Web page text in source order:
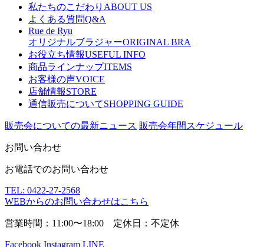
私たちのこだわり ABOUT US
よくある質問Q&A
Rue de Ryu
オリジナルブラジャーORIGINAL BRA
お役立ち情報USEFUL INFO
商品ラインナップITEMS
お客様の声VOICE
店舗情報STORE
通信販売についてSHOPPING GUIDE
販売会についての最新ニュース 販売会年間スケジュール
お問い合わせ
お電話でのお問い合わせ
TEL: 0422-27-2568
WEBからのお問い合わせはこちら
営業時間：11:00〜18:00 定休日：不定休
Facebook Instagram LINE